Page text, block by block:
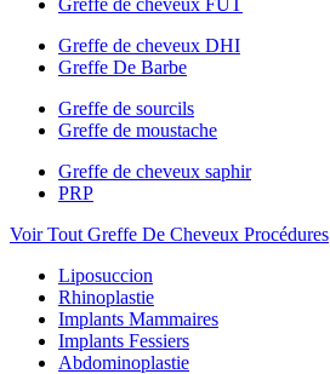
Greffe de cheveux FUT
Greffe de cheveux DHI
Greffe De Barbe
Greffe de sourcils
Greffe de moustache
Greffe de cheveux saphir
PRP
Voir Tout Greffe De Cheveux Procédures
Liposuccion
Rhinoplastie
Implants Mammaires
Implants Fessiers
Abdominoplastie